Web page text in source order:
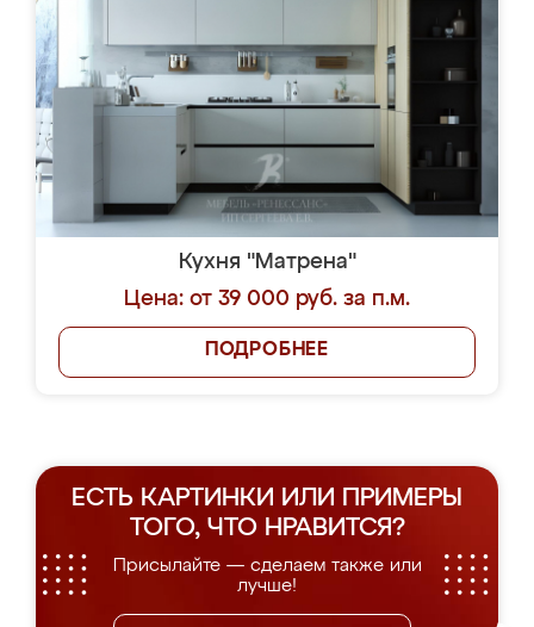
Кухня "Матрена"
Цена: от 39 000 руб. за п.м.
ПОДРОБНЕЕ
ЕСТЬ КАРТИНКИ ИЛИ ПРИМЕРЫ
ТОГО, ЧТО НРАВИТСЯ?
Присылайте — сделаем также или
лучше!